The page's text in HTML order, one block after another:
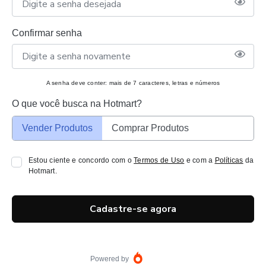
Confirmar senha
A senha deve conter: mais de 7 caracteres, letras e números
O que você busca na Hotmart?
Vender Produtos Comprar Produtos
Estou ciente e concordo com oTermos de Uso e com a Políticas da
Hotmart.
Cadastre-se agora
Powered by